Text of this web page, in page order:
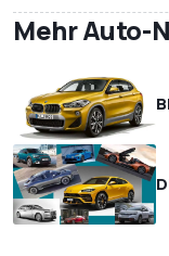
Mehr Auto-